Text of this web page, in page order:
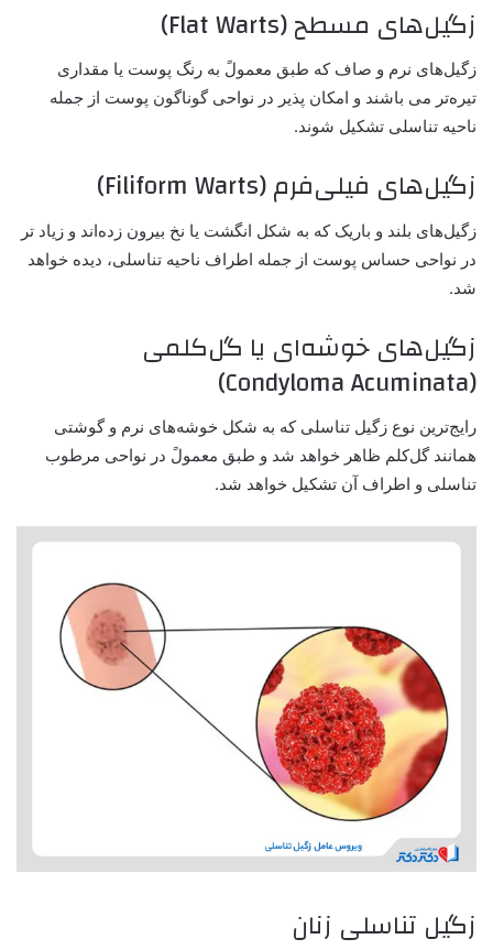
زگیل‌های مسطح (Flat Warts)
زگیل‌های نرم و صاف که طبق معمولً به رنگ پوست یا مقداری
تیره‌تر می باشند و امکان پذیر در نواحی گوناگون پوست از جمله
ناحیه تناسلی تشکیل شوند.
زگیل‌های فیلی‌فرم (Filiform Warts)
زگیل‌های بلند و باریک که به شکل انگشت یا نخ بیرون زده‌اند و زیاد تر
در نواحی حساس پوست از جمله اطراف ناحیه تناسلی، دیده خواهد
شد.
زگیل‌های خوشه‌ای یا گل‌کلمی
(Condyloma Acuminata)
رایج‌ترین نوع زگیل تناسلی که به شکل خوشه‌های نرم و گوشتی
همانند گل‌کلم ظاهر خواهد شد و طبق معمولً در نواحی مرطوب
تناسلی و اطراف آن تشکیل خواهد شد.
زگیل تناسلی زنان